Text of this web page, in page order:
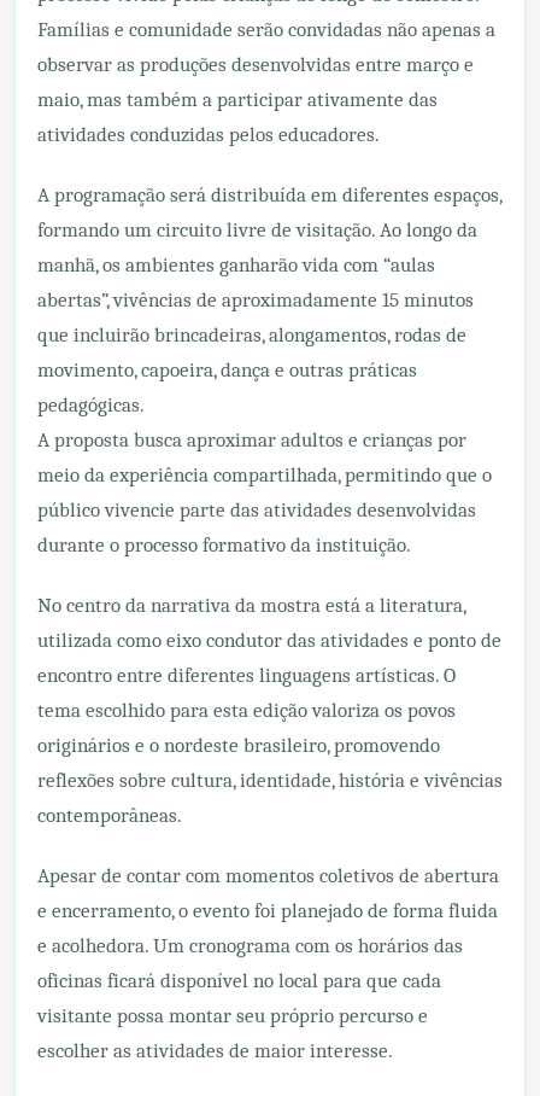
Famílias e comunidade serão convidadas não apenas a
observar as produções desenvolvidas entre março e
maio, mas também a participar ativamente das
atividades conduzidas pelos educadores.
A programação será distribuída em diferentes espaços,
formando um circuito livre de visitação. Ao longo da
manhã, os ambientes ganharão vida com “aulas
abertas”, vivências de aproximadamente 15 minutos
que incluirão brincadeiras, alongamentos, rodas de
movimento, capoeira, dança e outras práticas
pedagógicas.
A proposta busca aproximar adultos e crianças por
meio da experiência compartilhada, permitindo que o
público vivencie parte das atividades desenvolvidas
durante o processo formativo da instituição.
No centro da narrativa da mostra está a literatura,
utilizada como eixo condutor das atividades e ponto de
encontro entre diferentes linguagens artísticas. O
tema escolhido para esta edição valoriza os povos
originários e o nordeste brasileiro, promovendo
reflexões sobre cultura, identidade, história e vivências
contemporâneas.
Apesar de contar com momentos coletivos de abertura
e encerramento, o evento foi planejado de forma fluida
e acolhedora. Um cronograma com os horários das
oficinas ficará disponível no local para que cada
visitante possa montar seu próprio percurso e
escolher as atividades de maior interesse.